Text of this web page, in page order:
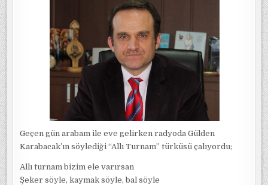
Geçen gün arabam ile eve gelirken radyoda Gülden
Karabacak’ın söylediği “Allı Turnam” türküsü çalıyordu;
Allı turnam bizim ele varırsan
Şeker söyle, kaymak söyle, bal söyle